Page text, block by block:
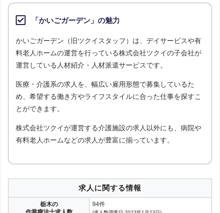
「かいごガーデン」の魅力
かいごガーデン（旧ツクイスタッフ）は、デイサービスや有
料老人ホームの運営を行っている株式会社ツクイの子会社が
運営している人材紹介・人材派遣サービスです。
医療・介護系の求人を、幅広い雇用形態で募集しているた
め、希望する働き方やライフスタイルに合った仕事を探すこ
とができます。
株式会社ツクイが運営する介護施設の求人以外にも、病院や
有料老人ホームなどの求人が豊富に揃っています。
求人に関する情報
栃木の
94件